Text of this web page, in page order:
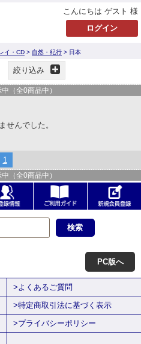
こんにちは ゲスト 様
イ・CD > 自然・紀行 > 日本
絞り込み
（全0商品中）
せんでした。
1
（全0商品中）
PC版へ
>よくあるご質問
>特定商取引法に基づく表示
>プライバシーポリシー